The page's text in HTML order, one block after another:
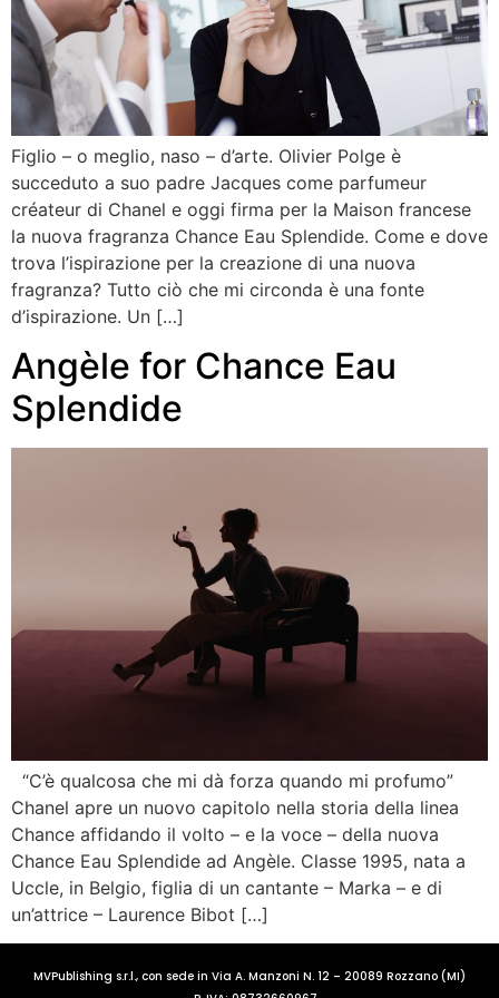
Figlio – o meglio, naso – d’arte. Olivier Polge è
succeduto a suo padre Jacques come parfumeur
créateur di Chanel e oggi firma per la Maison francese
la nuova fragranza Chance Eau Splendide. Come e dove
trova l’ispirazione per la creazione di una nuova
fragranza? Tutto ciò che mi circonda è una fonte
d’ispirazione. Un […]
Angèle for Chance Eau
Splendide
“C’è qualcosa che mi dà forza quando mi profumo”
Chanel apre un nuovo capitolo nella storia della linea
Chance affidando il volto – e la voce – della nuova
Chance Eau Splendide ad Angèle. Classe 1995, nata a
Uccle, in Belgio, figlia di un cantante – Marka – e di
un’attrice – Laurence Bibot […]
MVPublishing s.r.l., con sede in Via A. Manzoni N. 12 – 20089 Rozzano (MI)